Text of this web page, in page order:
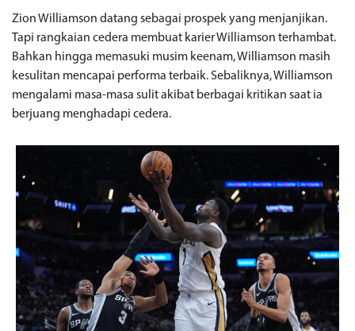
Zion Williamson datang sebagai prospek yang menjanjikan.
Tapi rangkaian cedera membuat karier Williamson terhambat.
Bahkan hingga memasuki musim keenam, Williamson masih
kesulitan mencapai performa terbaik. Sebaliknya, Williamson
mengalami masa-masa sulit akibat berbagai kritikan saat ia
berjuang menghadapi cedera.